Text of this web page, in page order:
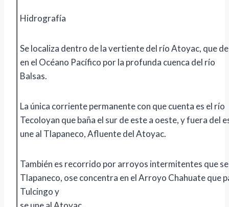
Hidrografía
Se localiza dentro de la vertiente del río Atoyac, que
en el Océano Pacífico por la profunda cuenca del río
Balsas.
La única corriente permanente con que cuenta es el río
Tecoloyan que baña el sur de este a oeste, y fuera del
une al Tlapaneco, Afluente del Atoyac.
También es recorrido por arroyos intermitentes que se
Tlapaneco, ose concentra en el Arroyo Chahuate que
Tulcingo y